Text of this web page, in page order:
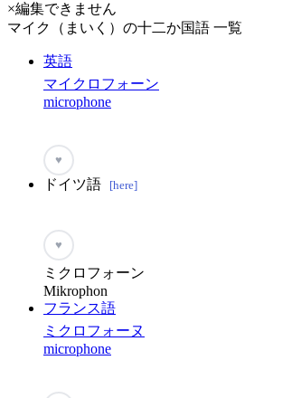
×編集できません
マイク（まいく）の十二か国語 一覧
英語
マイクロフォーン
microphone
♥
ドイツ語 [here]
♥
ミクロフォーン
Mikrophon
フランス語
ミクロフォーヌ
microphone